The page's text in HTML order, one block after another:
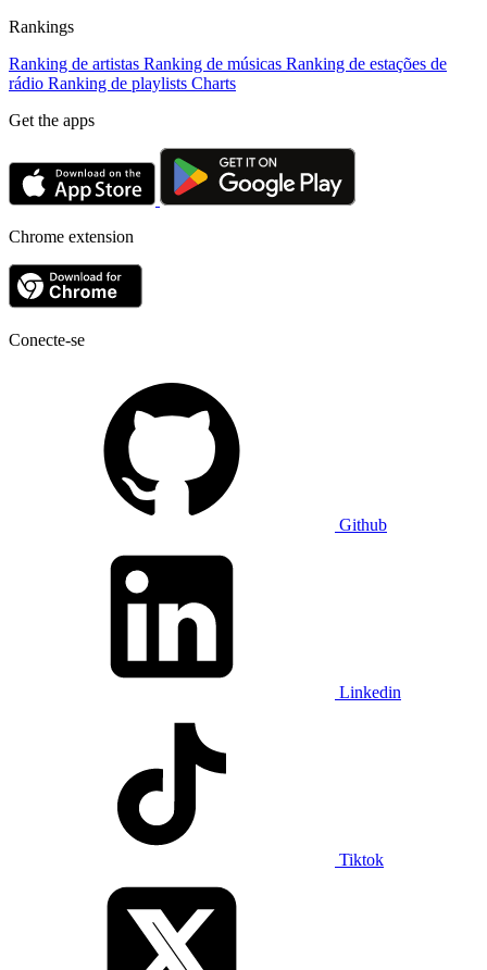
Rankings
Ranking de artistas Ranking de músicas Ranking de estações de
rádio Ranking de playlists Charts
Get the apps
Chrome extension
Conecte-se
Github
Linkedin
Tiktok